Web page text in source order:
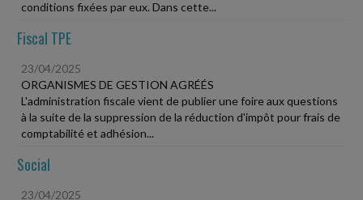
conditions fixées par eux. Dans cette...
Fiscal TPE
23/04/2025
ORGANISMES DE GESTION AGRÉÉS
L'administration fiscale vient de publier une foire aux questions
à la suite de la suppression de la réduction d'impôt pour frais de
comptabilité et adhésion...
Social
23/04/2025